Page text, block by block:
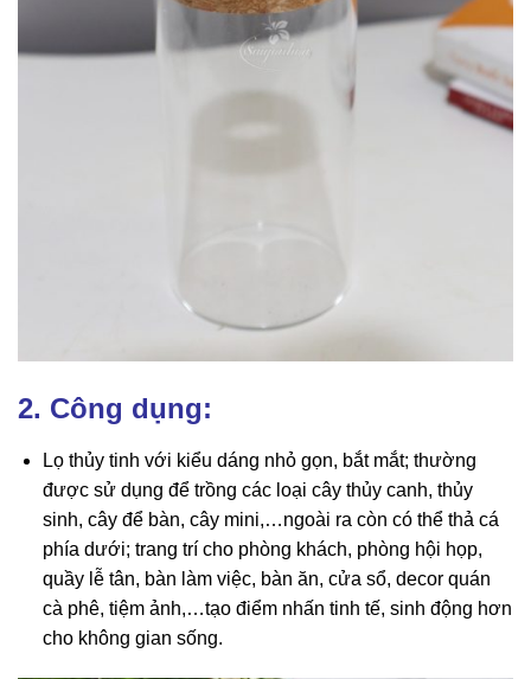
2. Công dụng:
Lọ thủy tinh với kiểu dáng nhỏ gọn, bắt mắt; thường
được sử dụng để trồng các loại cây thủy canh, thủy
sinh, cây để bàn, cây mini,…ngoài ra còn có thể thả cá
phía dưới; trang trí cho phòng khách, phòng hội họp,
quầy lễ tân, bàn làm việc, bàn ăn, cửa sổ, decor quán
cà phê, tiệm ảnh,…tạo điểm nhấn tinh tế, sinh động hơn
cho không gian sống.